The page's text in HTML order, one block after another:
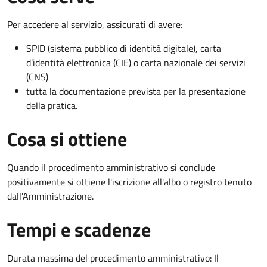
Per accedere al servizio, assicurati di avere:
SPID (sistema pubblico di identità digitale), carta
d’identità elettronica (CIE) o carta nazionale dei servizi
(CNS)
tutta la documentazione prevista per la presentazione
della pratica.
Cosa si ottiene
Quando il procedimento amministrativo si conclude
positivamente si ottiene l'iscrizione all'albo o registro tenuto
dall'Amministrazione.
Tempi e scadenze
Durata massima del procedimento amministrativo: Il